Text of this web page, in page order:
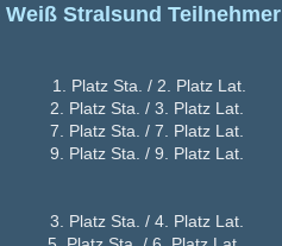
Stralsund Teilnehmer
Platz Sta. / 2. Platz Lat.
Platz Sta. / 3. Platz Lat.
Platz Sta. / 7. Platz Lat.
9. Platz Sta. / 9. Platz Lat.
3. Platz Sta. / 4. Platz Lat.